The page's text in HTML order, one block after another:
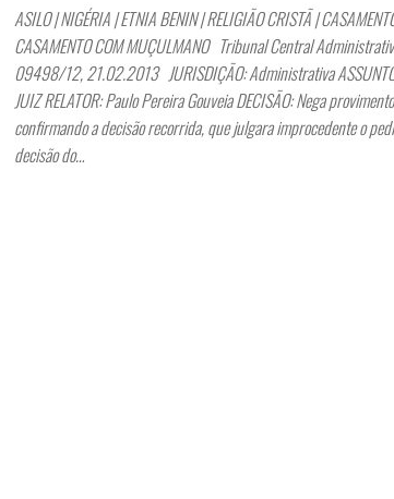
ASILO | NIGÉRIA | ETNIA BENIN | RELIGIÃO CRISTÃ |
CASAMENTO COM MUÇULMANO Tribunal Central
09498/12, 21.02.2013 JURISDIÇÃO: Administrativa
JUIZ RELATOR: Paulo Pereira Gouveia DECISÃO: Nega
confirmando a decisão recorrida, que julgara improcedente o
decisão do…